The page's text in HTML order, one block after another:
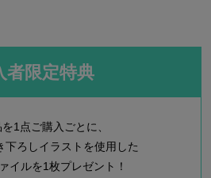
者限定特典
1点ご購入ごとに、
下ろしイラストを使用した
イルを1枚プレゼント！